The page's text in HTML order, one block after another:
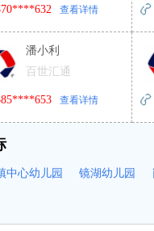
查看详情
潘小利
百世汇通
查看详情
中心幼儿园 镜湖幼儿园